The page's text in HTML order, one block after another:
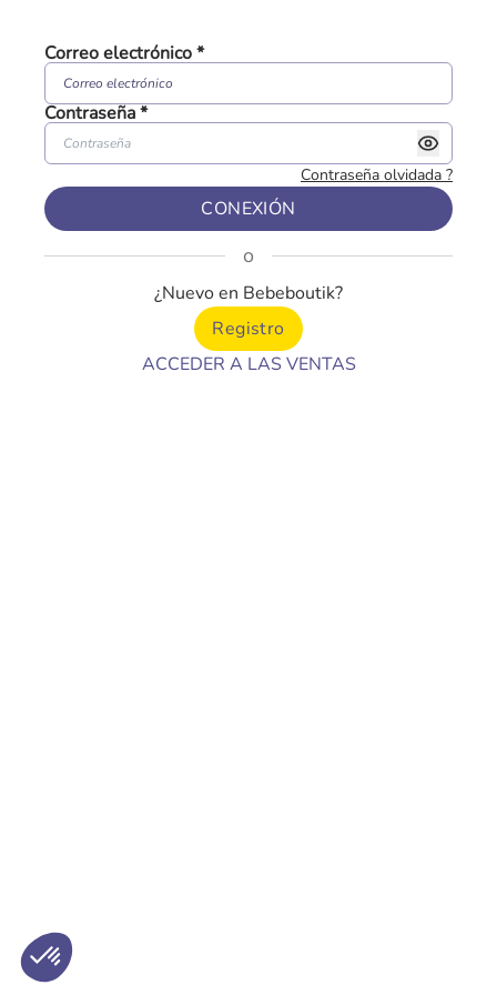
Correo electrónico*
Contraseña*
Contraseña olvidada ?
CONEXIÓN
o
¿Nuevo en Bebeboutik?
Registro
ACCEDER A LAS VENTAS